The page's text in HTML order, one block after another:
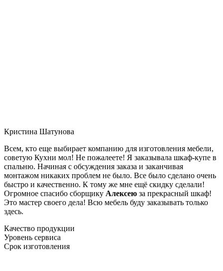
Кристина Шатунова
Всем, кто еще выбирает компанию для изготовления мебели,
советую Кухни мол! Не пожалеете! Я заказывала шкаф-купе в
спальню. Начиная с обсуждения заказа и заканчивая
монтажом никаких проблем не было. Все было сделано очень
быстро и качественно. К тому же мне ещё скидку сделали!
Огромное спасибо сборщику Алексею за прекрасный шкаф!
Это мастер своего дела! Всю мебель буду заказывать только
здесь.
Качество продукции
Уровень сервиса
Срок изготовления